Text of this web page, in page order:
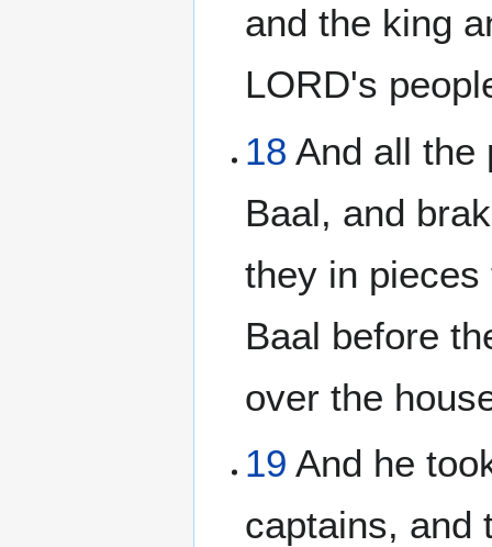
and the king
LORD's
18 And all the
Baal, and
they in
Baal before
over the
19 And he
captains, and